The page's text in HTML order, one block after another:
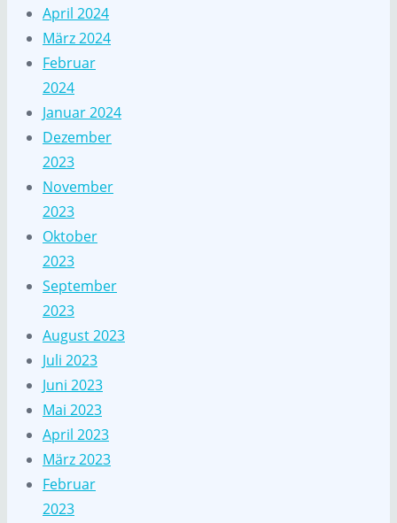
April 2024
März 2024
Februar
2024
Januar 2024
Dezember
2023
November
2023
Oktober
2023
September
2023
August 2023
Juli 2023
Juni 2023
Mai 2023
April 2023
März 2023
Februar
2023